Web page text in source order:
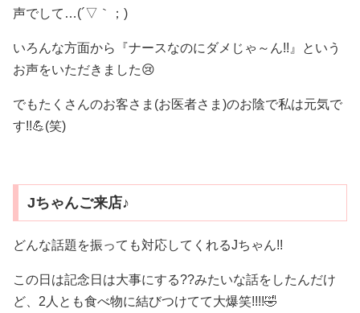
声でして…(´▽｀；)ゞ
いろんな方面から『ナースなのにダメじゃ～ん!!』という
お声をいただきました😢
でもたくさんのお客さま(お医者さま)のお陰で私は元気で
す!!💪(笑)
Jちゃんご来店♪
どんな話題を振っても対応してくれるJちゃん!!
この日は記念日は大事にする??みたいな話をしたんだけ
ど、2人とも食べ物に結びつけてて大爆笑!!!!🤣